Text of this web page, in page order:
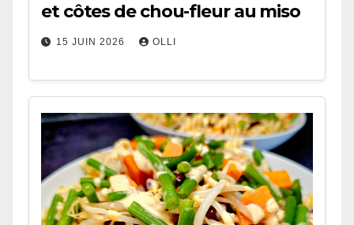
et côtes de chou-fleur au miso
15 JUIN 2026 OLLI